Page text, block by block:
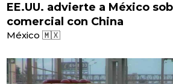
EE.UU. advierte a México
comercial con China
México 🇲🇽